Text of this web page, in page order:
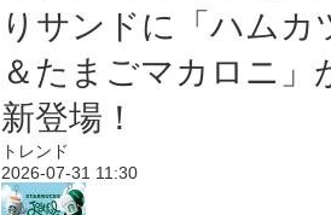
りサンドに「ハムカ
＆たまごマカロニ」
新登場！
トレンド
2026-07-31 11:30